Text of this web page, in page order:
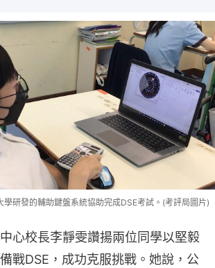
學研發的輔助鍵盤系統協助完成DSE考試。(考評局圖片)
心校長李靜雯讚揚兩位同學以堅毅
戰DSE，成功克服挑戰。她說，公